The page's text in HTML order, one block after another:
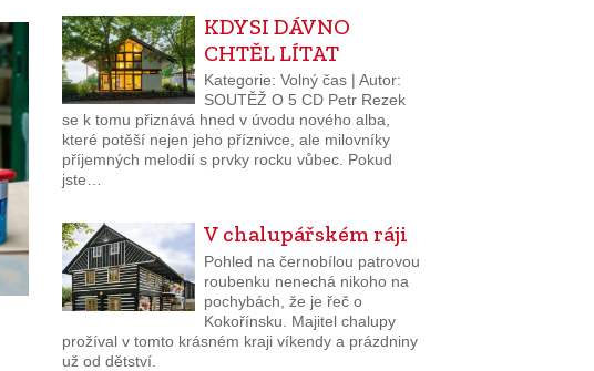
KDYSI DÁVNO
CHTĚL LÍTAT
Kategorie: Volný čas | Autor:
SOUTĚŽ O 5 CD Petr Rezek
se k tomu přiznává hned v úvodu nového alba,
které potěší nejen jeho příznivce, ale milovníky
příjemných melodií s prvky rocku vůbec. Pokud
jste…
V chalupářském ráji
Pohled na černobílou patrovou
roubenku nenechá nikoho na
pochybách, že je řeč o
Kokořínsku. Majitel chalupy
prožíval v tomto krásném kraji víkendy a prázdniny
už od dětství.